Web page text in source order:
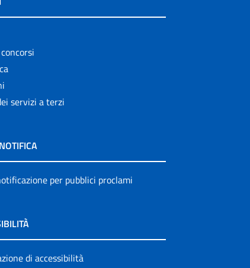
servizi a terzi
per pubblici proclami
di accessibilità